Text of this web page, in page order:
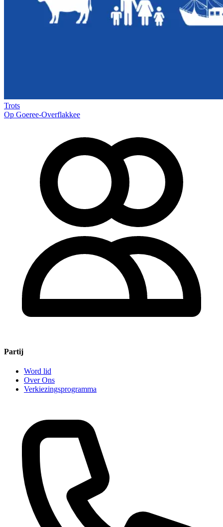
Trots
Op Goeree-Overflakkee
Partij
Word lid
Over Ons
Verkiezingsprogramma